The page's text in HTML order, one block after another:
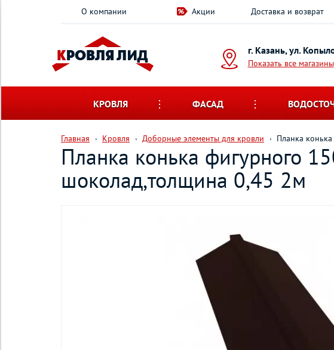
О компании Акции Доставка и возврат
г. Казань, ул.
Показать все магазины
КРОВЛЯ ФАСАД
Главная Кровля Доборные элементы для кровли Планка
Планка конька фигурного
шоколад,толщина 0,45 2м